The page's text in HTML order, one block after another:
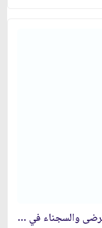
الموضوع: كيفية مشاركة المقاتلين والمرضى والسجناء في الانتخابات‏